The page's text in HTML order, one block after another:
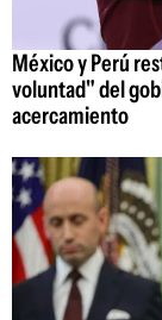
México y Perú
voluntad" del
acercamiento